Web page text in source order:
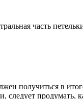
часть
получиться в